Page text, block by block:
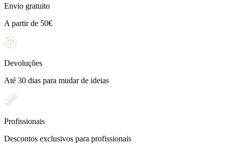
Envio gratuito
A partir de 50€
Devoluções
Até 30 dias para mudar de ideias
Profissionais
Descontos exclusivos para profissionais